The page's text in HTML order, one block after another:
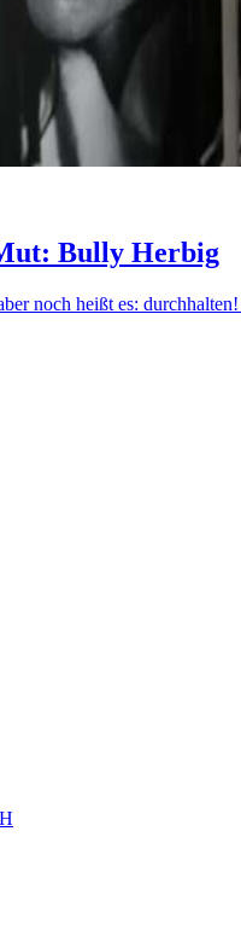
Bully Herbig
noch heißt es: